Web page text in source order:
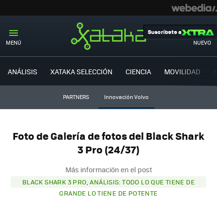
MENÚ NUEVO
Suscríbete a
ANÁLISIS XATAKA SELECCIÓN CIENCIA MOVILIDAD
PARTNERS Innovación Volvo
Foto de Galería de fotos del Black Shark
3 Pro (24/37)
Más información en el post
BLACK SHARK 3 PRO, ANÁLISIS: TODO LO QUE TIENE DE
GRANDE LO TIENE DE POTENTE